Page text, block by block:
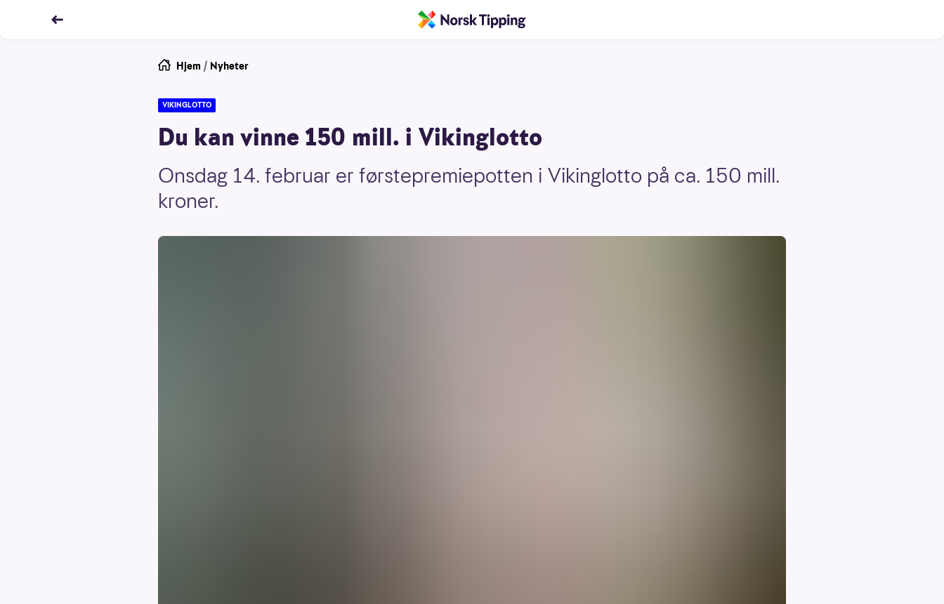
Hjem / Nyheter
VIKINGLOTTO
Du kan vinne 150 mill. i Vikinglotto
Onsdag 14. februar er førstepremiepotten i Vikinglotto på ca. 150 mill.
kroner.